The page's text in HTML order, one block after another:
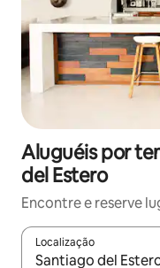
Aluguéis por
del Estero
Encontre e reserve
Localização
Quando os